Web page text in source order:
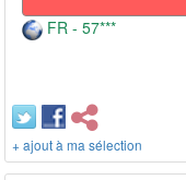
FR - 57***
+ ajout à ma sélection